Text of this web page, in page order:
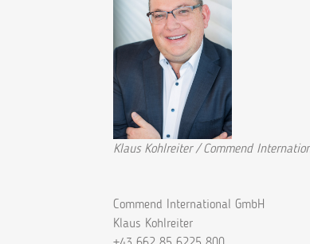
Klaus Kohlreiter / Commend
Commend International GmbH
Klaus